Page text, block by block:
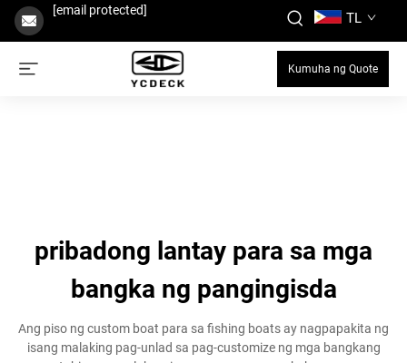
[email protected] TL
Kumuha ng Quote
pribadong lantay para sa mga
bangka ng pangingisda
Ang piso ng custom boat para sa fishing boats ay nagpapakita ng
isang malaking pag-unlad sa pag-customize ng mga bangkang